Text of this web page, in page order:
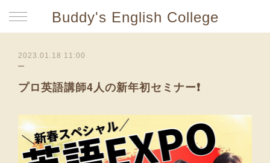
Buddy's English College
2023.01.18 11:00
プロ英語講師4人の新年初セミナー❗